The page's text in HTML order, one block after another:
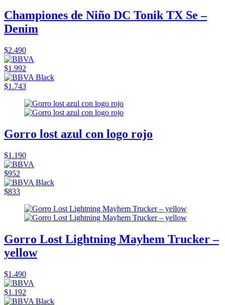
Championes de Niño DC Tonik TX Se –
Denim
$2.490
$1.992
$1.743
Gorro lost azul con logo rojo
$1.190
$952
$833
Gorro Lost Lightning Mayhem Trucker –
yellow
$1.490
$1.192